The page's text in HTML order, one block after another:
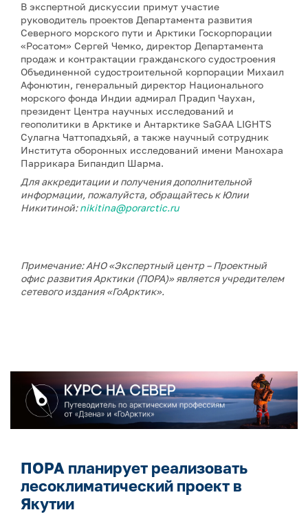
В экспертной дискуссии примут участие
руководитель проектов Департамента развития
Северного морского пути и Арктики Госкорпорации
«Росатом» Сергей Чемко, директор Департамента
продаж и контрактации гражданского судостроения
Объединенной судостроительной корпорации Михаил
Афонютин, генеральный директор Национального
морского фонда Индии адмирал Прадип Чаухан,
президент Центра научных исследований и
геополитики в Арктике и Антарктике SaGAA LIGHTS
Сулагна Чаттопадхьяй, а также научный сотрудник
Института оборонных исследований имени Манохара
Паррикара Бипандип Шарма.
Для аккредитации и получения дополнительной
информации, пожалуйста, обращайтесь к Юлии
Никитиной:nikitina@porarctic.ru
Примечание: АНО «Экспертный центр – Проектный
офис развития Арктики (ПОРА)» является учредителем
сетевого издания «ГоАрктик».
ПОРА планирует реализовать
лесоклиматический проект в
Якутии